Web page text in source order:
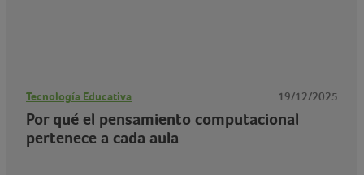
Tecnología Educativa 19/12/2025
Por qué el pensamiento computacional
pertenece a cada aula